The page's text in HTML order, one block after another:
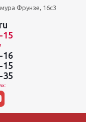
Фрунзе, 16с3
15
16
15
35